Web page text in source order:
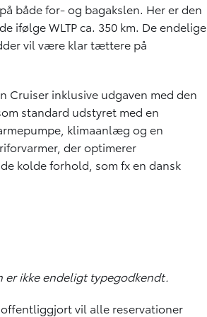
både for- og bagakslen. Her er den
ifølge WLTP ca. 350 km. De endelige
vil være klar tættere på
Cruiser inklusive udgaven med den
standard udstyret med en
klimaanlæg og en
der optimerer
kolde forhold, som fx en dansk
er ikke endeligt typegodkendt.
vil alle reservationer